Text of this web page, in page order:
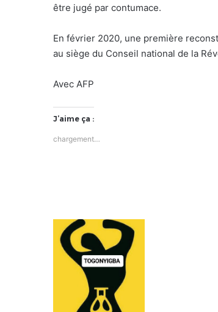
être jugé par contumace.
En février 2020, une première
au siège du Conseil national de la
Avec AFP
J’aime ça :
chargement…